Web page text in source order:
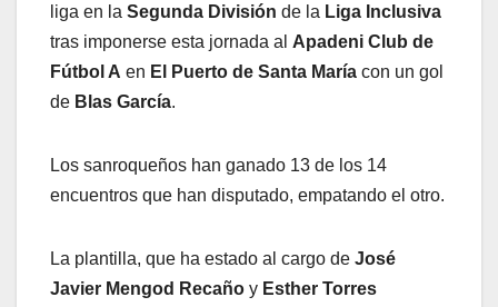
liga en la Segunda División de la Liga Inclusiva
tras imponerse esta jornada al Apadeni Club de
Fútbol A en El Puerto de Santa María con un gol
de Blas García.
Los sanroqueños han ganado 13 de los 14
encuentros que han disputado, empatando el otro.
La plantilla, que ha estado al cargo de José
Javier Mengod Recaño y Esther Torres